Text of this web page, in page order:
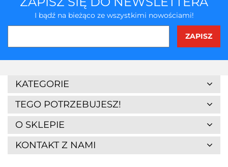
7Days
I bądź na bieżąco ze wszystkimi nowościami!
KATEGORIE
TEGO POTRZEBUJESZ!
O SKLEPIE
KONTAKT Z NAMI